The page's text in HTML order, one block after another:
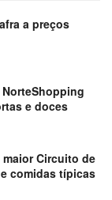
a preços
e doces
Circuito de
comidas típicas